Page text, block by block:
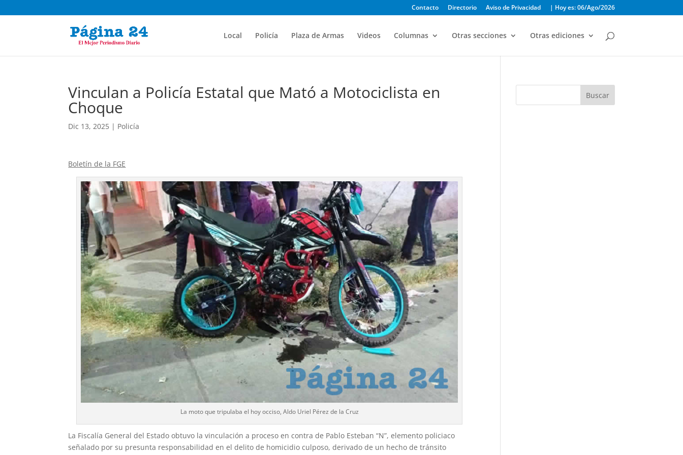
Contacto Directorio Aviso de Privacidad | Hoy es: 06/Ago/2026
Local Policía Plaza de Armas Videos Columnas Otras secciones Otras ediciones
Vinculan a Policía Estatal que Mató a Motociclista en
Choque
Dic 13, 2025 | Policía
Boletín de la FGE
La moto que tripulaba el hoy occiso, Aldo Uriel Pérez de la Cruz
La Fiscalía General del Estado obtuvo la vinculación a proceso en contra de Pablo Esteban “N”, elemento policiaco
señalado por su presunta responsabilidad en el delito de homicidio culposo, derivado de un hecho de tránsito
Buscar